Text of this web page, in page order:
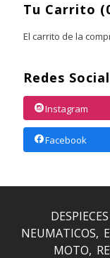
Tu Carrito
El carrito de la
Redes
Instagram
Facebook
NEUMATICOS
MOTO